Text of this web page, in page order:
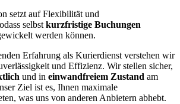
setzt auf Flexibilität und
selbst kurzfristige Buchungen
werden können.
Erfahrung als Kurierdienst verstehen wir
und Effizienz. Wir stellen sicher,
und in einwandfreiem Zustand am
Ziel ist es, Ihnen maximale
was uns von anderen Anbietern abhebt.